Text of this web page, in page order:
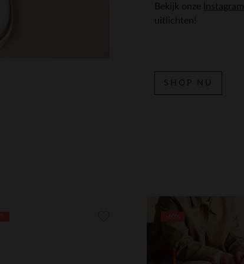
Bekijk onze
Instagram
uitlichten!
SHOP NU